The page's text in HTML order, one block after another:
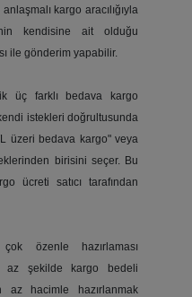
kargo aracılığıyla
kendisine ait olduğu
ile gönderim yapabilir.
üç farklı bedava kargo
istekleri doğrultusunda
üzeri bedava kargo" veya
birisini seçer. Bu
ücreti satıcı tarafından
özenle hazırlaması
az şekilde kargo bedeli
hacimle hazırlanmak